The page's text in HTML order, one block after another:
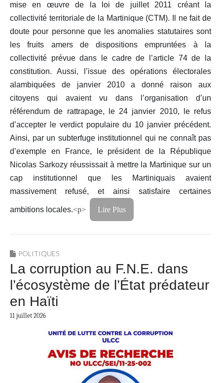
mise en œuvre de la loi de juillet 2011 créant la
collectivité territoriale de la Martinique (CTM). Il ne fait de
doute pour personne que les anomalies statutaires sont
les fruits amers de dispositions empruntées à la
collectivité prévue dans le cadre de l’article 74 de la
constitution. Aussi, l’issue des opérations électorales
alambiquées de janvier 2010 a donné raison aux
citoyens qui avaient vu dans l’organisation d’un
référendum de rattrapage, le 24 janvier 2010, le refus
d’accepter le verdict populaire du 10 janvier précédent.
Ainsi, par un subterfuge institutionnel qui ne connaît pas
d’exemple en France, le président de la République
Nicolas Sarkozy réussissait à mettre la Martinique sur un
cap institutionnel que les Martiniquais avaient
massivement refusé, et ainsi satisfaire certaines
ambitions locales.<p> Lire Plus
POLITIQUES
La corruption au F.N.E. dans
l’écosystème de l’État prédateur
en Haïti
11 juillet 2026